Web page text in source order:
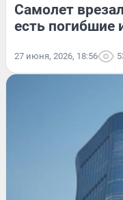
Самолет
есть погибшие
27 июня, 2026, 18:56